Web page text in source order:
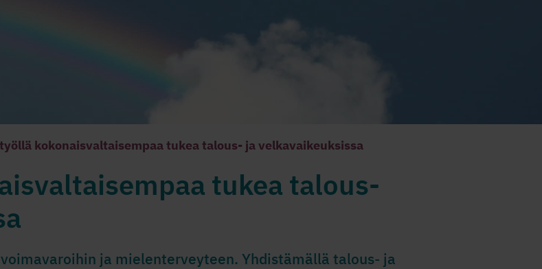
kokonaisvaltaisempaa tukea talous- ja velkavaikeuksissa
tukea talous-
ja mielenterveyteen. Yhdistämällä talous- ja